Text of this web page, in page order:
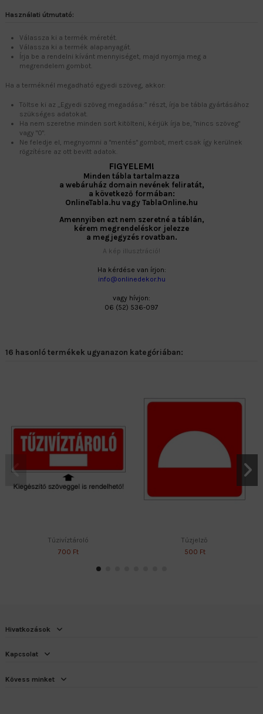
Használati útmutató:
Válassza ki a termék méretét.
Válassza ki a termék alapanyagát.
Írja be a rendelni kívánt mennyiséget, majd nyomja meg a
megrendelem gombot.
Ha a terméknél megadható egyedi szöveg, akkor:
Töltse ki az „Egyedi szöveg megadása:” részt, írja be tábla gyártásához
szükséges adatokat.
Ha nem szeretne minden sort kitölteni, kérjük írja be, "nincs szöveg"
vagy "0".
Ne feledje el, megnyomni a "mentés" gombot, mert csak így kerülnek
rögzítésre az ott bevitt adatok.
FIGYELEM!
Minden tábla tartalmazza
a webáruház domain nevének feliratát,
a következő formában:
OnlineTabla.hu vagy TablaOnline.hu
Amennyiben ezt nem szeretné a táblán,
kérem megrendeléskor jelezze
a megjegyzés rovatban.
A kép illusztráció!
Ha kérdése van írjon:
info@onlinedekor.hu
vagy hívjon:
06 (52) 536-097
16 hasonló termékek ugyanazon kategóriában:
Tűzivíztároló
700 Ft
Tűzjelző
500 Ft
Hivatkozások
Kapcsolat
Kövess minket